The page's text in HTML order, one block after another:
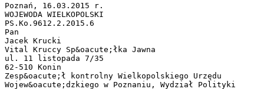
Poznań, 16.03.2015 r.
WOJEWODA WIELKOPOLSKI
PS.Ko.9612.2.2015.6
Pan
Jacek Krucki
Vital Kruccy Sp&oacute;łka Jawna
ul. 11 listopada 7/35
62-510 Konin
Zesp&oacute;ł kontrolny Wielkopolskiego Urzędu
Wojew&oacute;dzkiego w Poznaniu, Wydział Polityki